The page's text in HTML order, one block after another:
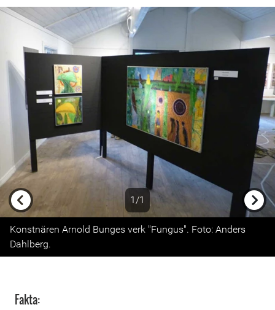
1/1
Previous
Konstnären Arnold Bunges verk "Fungus". Foto: Anders
Dahlberg.
Fakta: